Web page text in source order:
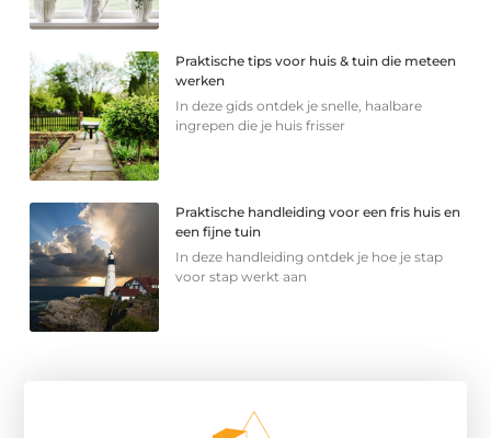
Praktische tips voor huis & tuin die meteen
werken
In deze gids ontdek je snelle, haalbare
ingrepen die je huis frisser
Praktische handleiding voor een fris huis en
een fijne tuin
In deze handleiding ontdek je hoe je stap
voor stap werkt aan